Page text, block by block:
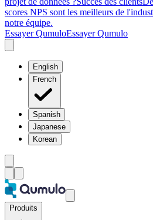
scores NPS sont les meilleurs de
notre équipe.
Essayer QumuloEssayer Qumulo
English
French
Spanish
Japanese
Korean
Produits